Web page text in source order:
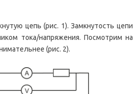
цепь (рис. 1). Замкнутость цепи
тока/напряжения. Посмотрим на
(рис. 2).